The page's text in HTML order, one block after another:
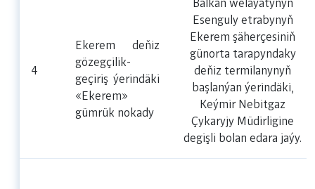
4
Ekerem deňiz
gözegçilik-
geçiriş ýerindäki
«Ekerem»
gümrük nokady
Balkan welaýatynyň
Esenguly etrabynyň
Ekerem şäherçesiniň
günorta tarapyndaky
deňiz termilanynyň
başlanýan ýerindäki,
Keýmir Nebitgaz
Çykaryjy Müdirligine
degişli bolan edara jaýy.